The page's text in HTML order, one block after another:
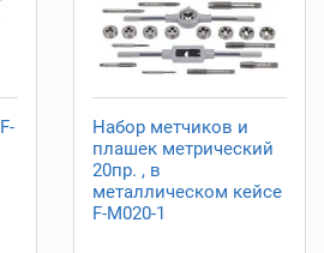
Набор метчиков и
плашек метрический
20пр. , в
металлическом кейсе
F-M020-1